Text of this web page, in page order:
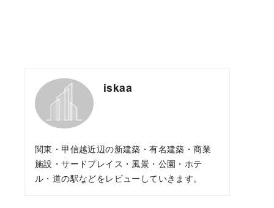
iskaa
関東・甲信越近辺の新建築・有名建築・商業
施設・サードプレイス・風景・公園・ホテ
ル・道の駅などをレビューしていきます。